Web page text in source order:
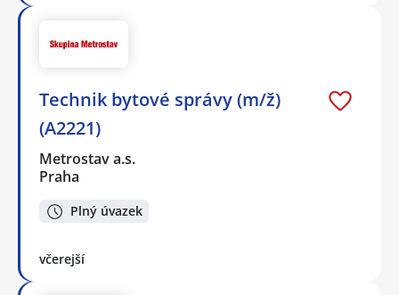
Technik bytové správy (m/ž)
(A2221)
Metrostav a.s.
Praha
Plný úvazek
včerejší